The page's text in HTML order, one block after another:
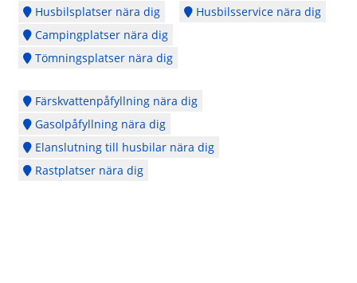
Husbilsplatser nära dig
Husbilsservice nära dig
Campingplatser nära dig
Tömningsplatser nära dig
Färskvattenpåfyllning nära dig
Gasolpåfyllning nära dig
Elanslutning till husbilar nära dig
Rastplatser nära dig